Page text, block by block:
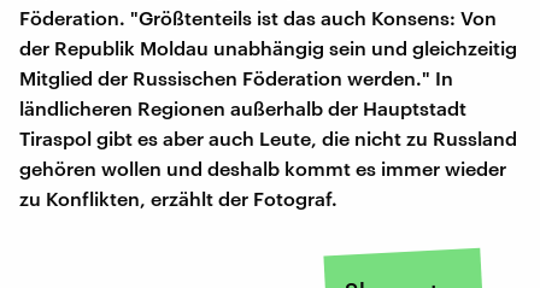
Föderation. "Größtenteils ist das auch Konsens: Von
der Republik Moldau unabhängig sein und gleichzeitig
Mitglied der Russischen Föderation werden." In
ländlicheren Regionen außerhalb der Hauptstadt
Tiraspol gibt es aber auch Leute, die nicht zu Russland
gehören wollen und deshalb kommt es immer wieder
zu Konflikten, erzählt der Fotograf.